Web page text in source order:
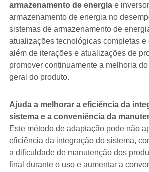
armazenamento de energiae
armazenamento de energia no
sistemas de armazenamento de
atualizações tecnológicas completas e
além de iterações e atualizações de
promover continuamente a melhoria
geral do produto.
Ajuda a melhorar a eficiência da
sistema e a conveniência da
Este método de adaptação pode não
eficiência da integração do sistema,
a dificuldade de manutenção dos
final durante o uso e aumentar a